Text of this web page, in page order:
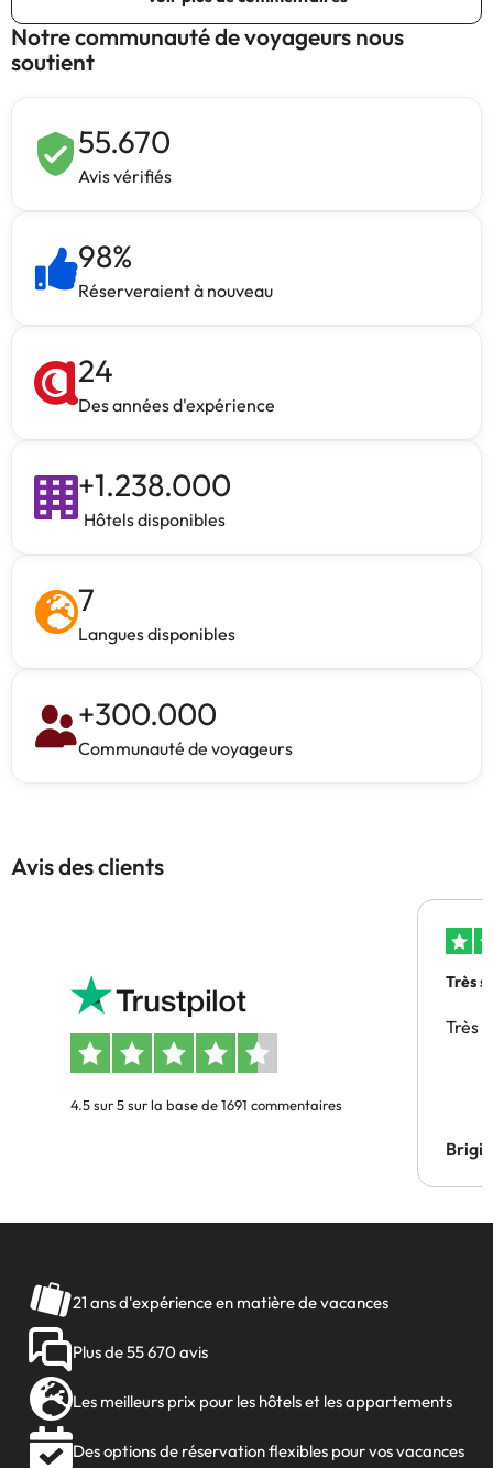
Notre communauté de voyageurs nous
soutient
55.670
Avis vérifiés
98%
Réserveraient à nouveau
24
Des années d'expérience
+1.238.000
Hôtels disponibles
7
Langues disponibles
+300.000
Communauté de voyageurs
Avis des clients
4.5 sur 5 sur la base de 1691 commentaires
Très
Très
21 ans d'expérience en matière de vacances
Plus de 55 670 avis
Les meilleurs prix pour les hôtels et les appartements
Des options de réservation flexibles pour vos vacances